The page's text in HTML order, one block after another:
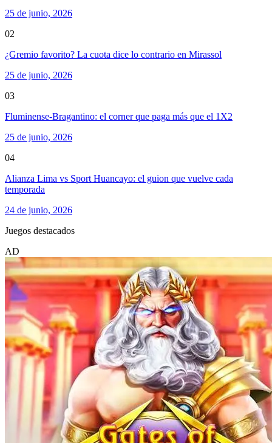
25 de junio, 2026
02
¿Gremio favorito? La cuota dice lo contrario en Mirassol
25 de junio, 2026
03
Fluminense-Bragantino: el corner que paga más que el 1X2
25 de junio, 2026
04
Alianza Lima vs Sport Huancayo: el guion que vuelve cada
temporada
24 de junio, 2026
Juegos destacados
AD